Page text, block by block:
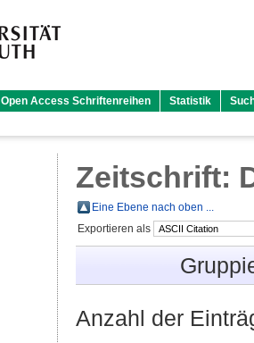
Open Access Schriftenreihen Statistik
Zeitschrift:
Eine Ebene nach oben ...
Exportieren als
Anzahl der